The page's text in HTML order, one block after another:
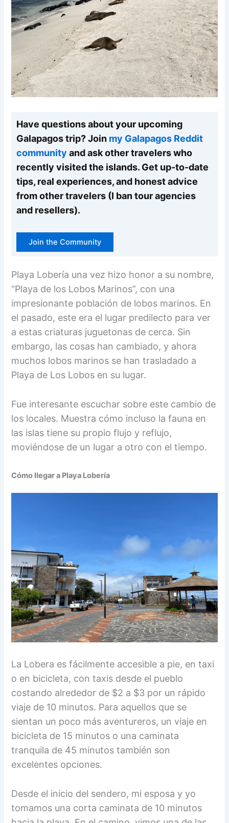
Have questions about your upcoming
Galapagos trip? Join my Galapagos Reddit
community and ask other travelers who
recently visited the islands. Get up-to-date
tips, real experiences, and honest advice
from other travelers (I ban tour agencies
and resellers).
Join the Community
Playa Lobería una vez hizo honor a su nombre,
“Playa de los Lobos Marinos”, con una
impresionante población de lobos marinos. En
el pasado, este era el lugar predilecto para ver
a estas criaturas juguetonas de cerca. Sin
embargo, las cosas han cambiado, y ahora
muchos lobos marinos se han trasladado a
Playa de Los Lobos en su lugar.
Fue interesante escuchar sobre este cambio de
los locales. Muestra cómo incluso la fauna en
las islas tiene su propio flujo y reflujo,
moviéndose de un lugar a otro con el tiempo.
Cómo llegar a Playa Lobería
La Lobera es fácilmente accesible a pie, en taxi
o en bicicleta, con taxis desde el pueblo
costando alrededor de $2 a $3 por un rápido
viaje de 10 minutos. Para aquellos que se
sientan un poco más aventureros, un viaje en
bicicleta de 15 minutos o una caminata
tranquila de 45 minutos también son
excelentes opciones.
Desde el inicio del sendero, mi esposa y yo
tomamos una corta caminata de 10 minutos